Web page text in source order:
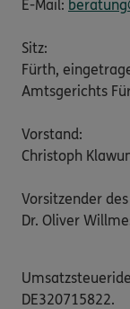
E-Mail:
Sitz:
Fürth,
Amtsgerichts
Vorstand:
Christoph
Vorsitzender
Dr. Oliver
DE320715822.